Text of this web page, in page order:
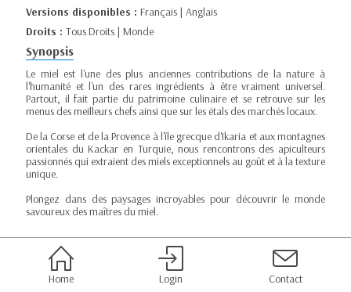
Versions disponibles : Français | Anglais
Droits : Tous Droits | Monde
Synopsis
Le miel est l'une des plus anciennes contributions de la nature à
l'humanité et l'un des rares ingrédients à être vraiment universel.
Partout, il fait partie du patrimoine culinaire et se retrouve sur les
menus des meilleurs chefs ainsi que sur les étals des marchés locaux.
De la Corse et de la Provence à l'île grecque d'Ikaria et aux montagnes
orientales du Kackar en Turquie, nous rencontrons des apiculteurs
passionnés qui extraient des miels exceptionnels au goût et à la texture
unique.
Plongez dans des paysages incroyables pour découvrir le monde
savoureux des maîtres du miel.
Home Login Contact